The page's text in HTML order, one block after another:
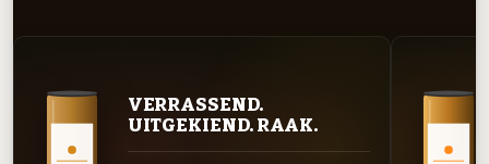
VERRASSEND.
UITGEKIEND. RAAK.